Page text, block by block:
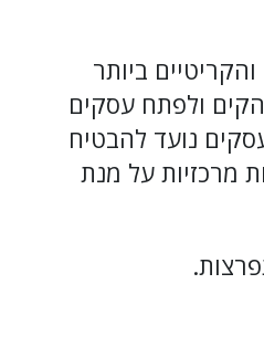
ביותר
ולפתח עסקים
נועד להבטיח
במדינה יפעלו במסגרת החוק. לחוק יש 7 מטרות מרכזיות על מנת